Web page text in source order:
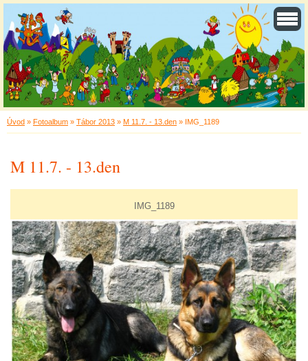
Úvod » Fotoalbum » Tábor 2013 » M 11.7. - 13.den » IMG_1189
M 11.7. - 13.den
IMG_1189